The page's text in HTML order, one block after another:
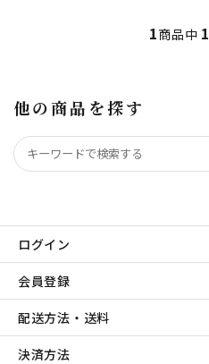
1商品中 1
他の商品を探す
ログイン
会員登録
配送方法・送料
決済方法